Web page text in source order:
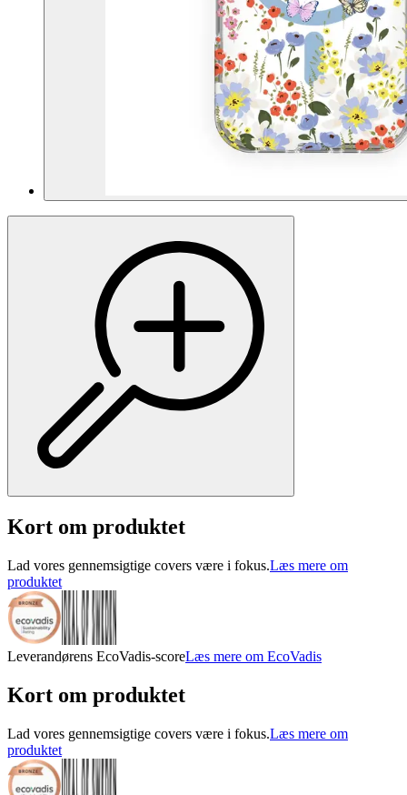
Kort om produktet
Lad vores gennemsigtige covers være i fokus.Læs mere om
produktet
Leverandørens EcoVadis-scoreLæs mere om EcoVadis
Kort om produktet
Lad vores gennemsigtige covers være i fokus.Læs mere om
produktet